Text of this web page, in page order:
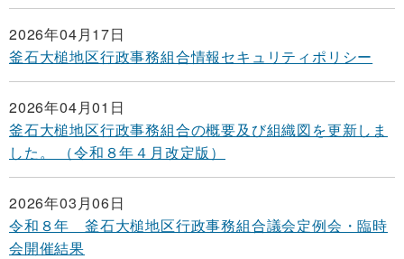
2026年04月17日
釜石大槌地区行政事務組合情報セキュリティポリシー
2026年04月01日
釜石大槌地区行政事務組合の概要及び組織図を更新しま
した。 （令和８年４月改定版）
2026年03月06日
令和８年 釜石大槌地区行政事務組合議会定例会・臨時
会開催結果